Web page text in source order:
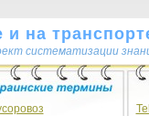
и на
систематизации